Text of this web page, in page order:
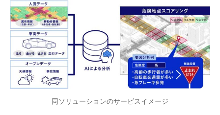
同ソリューションのサービスイメージ